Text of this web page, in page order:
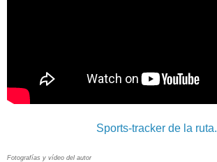
Sports-tracker de la ruta.
Fotografías y vídeo del autor